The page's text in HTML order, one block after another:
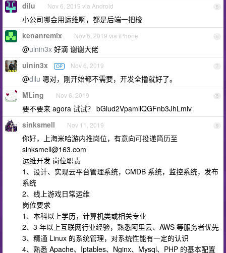
5
dilu Nov 6, 2019 via Android
小公司哪会用运维啊，都是后端一把梭
6
kenanremix Nov 6, 2019 via iPhone
@uinin3x 好滴 谢谢大佬
7
uinin3x OP Nov 6, 2019
@dilu 嗯对，刚开始都不需要，开发全撸就好了。
8
MLing Nov 6, 2019
要不要来 agora 试试？ bGlud2VpamllQGFnb3JhLmlv
9
sinksmell Nov 11, 2019
你好，上海米哈游内推岗位，有意向可投递简历至
sinksmell@163.com
运维开发 岗位职责
1、设计、实现云平台管理系统，CMDB 系统，监控系统，发布
系统
2、线上游戏日常运维
岗位要求
1、本科以上学历，计算机类或相关专业
2、3 年以上互联网行业经验，熟悉阿里云、AWS 等服务者优先
3、精通 Linux 的系统管理，对系统性能有一定的认识
4、熟悉 Apache、Iptables、Nginx、Mysql、PHP 的基本配置